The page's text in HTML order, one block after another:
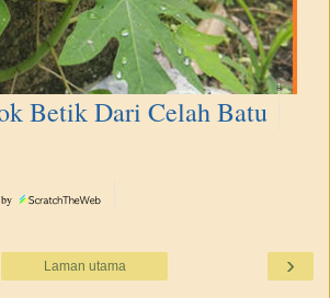
Betik Dari Celah Batu
›
Laman utama